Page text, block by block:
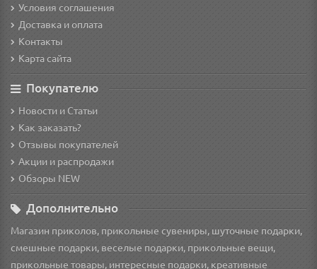
Условия соглашения
Доставка и оплата
Контакты
Карта сайта
Покупателю
Новости и Статьи
Как заказать?
Отзывы покупателей
Акции и распродажи
Обзоры NEW
Дополнительно
Магазин приколов, прикольные сувениры, шуточные подарки,
смешные подарки, веселые подарки, прикольные вещи,
прикольные товары, интересные подарки, креативные